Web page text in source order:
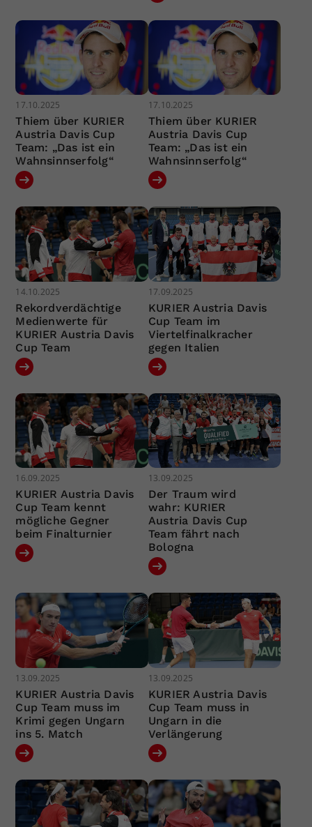
17.10.2025
Thiem über KURIER
Austria Davis Cup
Team: „Das ist ein
Wahnsinnserfolg“
17.10.2025
Thiem über KURIER
Austria Davis Cup
Team: „Das ist ein
Wahnsinnserfolg“
14.10.2025
Rekordverdächtige
Medienwerte für
KURIER Austria Davis
Cup Team
17.09.2025
KURIER Austria Davis
Cup Team im
Viertelfinalkracher
gegen Italien
16.09.2025
KURIER Austria Davis
Cup Team kennt
mögliche Gegner
beim Finalturnier
13.09.2025
Der Traum wird
wahr: KURIER
Austria Davis Cup
Team fährt nach
Bologna
13.09.2025
KURIER Austria Davis
Cup Team muss im
Krimi gegen Ungarn
ins 5. Match
13.09.2025
KURIER Austria Davis
Cup Team muss in
Ungarn in die
Verlängerung